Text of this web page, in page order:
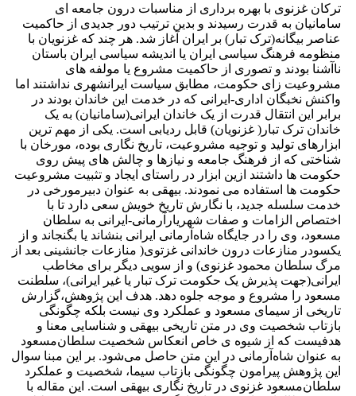
ترکان غزنوی با بهره ‌برداری از مناسبات درون جامعه ای
سامانیان به قدرت رسیدند و بدین ترتیب دور جدیدی از حاکمیت
عناصر بیگانه(ترک تبار) بر ایران آغاز شد. هر چند که غزنویان با
منظومه فرهنگ سیاسی ایران یا اندیشه سیاسی ایران باستان
ناآشنا بودند و تصوری از حاکمیت مشروع یا مولفه های
مشروعیت زای حکومت، مطابق سیاست ایرانشهری نداشتند اما
واکنش نخبگان اداری-ایرانی که در خدمت این خاندان بودند در
برابر این انتقال قدرت از یک خاندان ایرانی(سامانیان) به یک
خاندان ترک تبار( غزنویان) قابل ردیابی است. یکی از مهم ترین
ابزارهای تولید و توجیه مشروعیت، تاریخ نگاری بوده، مورخان با
شناختی که از فرهنگ جامعه و نیازها و چالش های پیش روی
حکومت ها داشتند ازین ابزار در راستای ایجاد و تثبیت مشروعیت
حکومت ها استفاده می ‌نمودند. بیهقی به عنوان دبیرمورخی در
خدمت سلسله جدید، با نگارش تاریخ خویش سعی دارد تا با
اختصاص الزامات و صفات شهریارآرمانی-ایرانی به سلطان
‌مسعود، وی را در جایگاه شاه‌آرمانی ایرانی بنشاند یا بگنجاند و از
یکسودر منازعات درون خاندانی غزتوی( منازعات جانشینی بعد از
مرگ سلطان محمود غزنوی) و از سویی دیگر برای مخاطب
ایرانی(جهت پذیرش یک حکومت ترک تبار یا غیر ایرانی)، سلطنت
مسعود را مشروع و موجه جلوه دهد. هدف این پژوهش،گزارش
تاریخی از سیمای مسعود و عملکرد وی نیست بلکه چگونگی
بازتاب شخصیت وی در متن تاریخی بیهقی و شناسایی معنا و
هدفیست که از شیوه ی خاص انعکاس شخصیت سلطان‌مسعود
به عنوان شاه‌آرمانی در این متن حاصل می‌شود. بر این مبنا سوال
این پژوهش پیرامون چگونگی بازتاب سیما، شخصیت و عملکرد
سلطان‌مسعود غزنوی در تاریخ نگاری بیهقی است. این مقاله با